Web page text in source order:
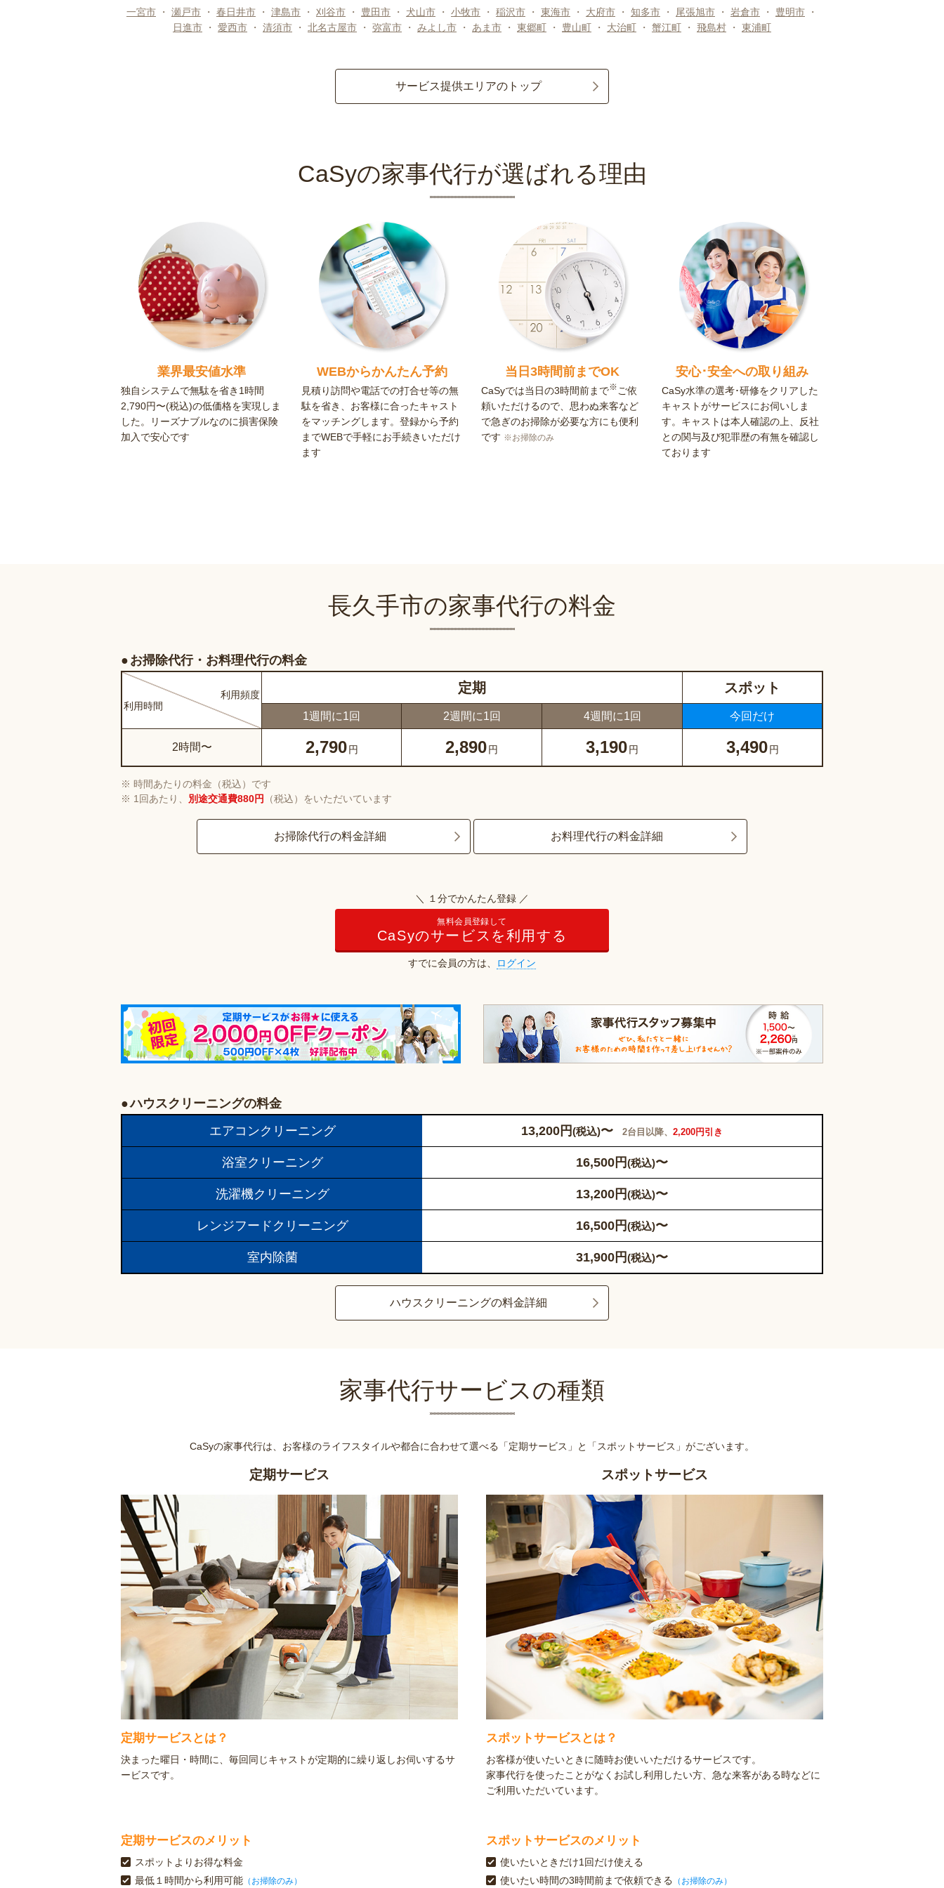
一宮市 ・ 瀬戸市 ・ 春日井市 ・ 津島市 ・ 刈谷市 ・ 豊田市 ・ 犬山市 ・ 小牧市 ・ 稲沢市 ・ 東海市 ・ 大府市 ・ 知多市 ・ 尾張旭市 ・ 岩倉市 ・ 豊明市 ・
日進市 ・ 愛西市 ・ 清須市 ・ 北名古屋市 ・ 弥富市 ・ みよし市 ・ あま市 ・ 東郷町 ・ 豊山町 ・ 大治町 ・ 蟹江町 ・ 飛島村 ・ 東浦町
サービス提供エリアのトップ
CaSyの家事代行が選ばれる理由
業界最安値水準
独自システムで無駄を省き1時間
2,790円〜(税込)の低価格を実現しま
した。リーズナブルなのに損害保険
加入で安心です
WEBからかんたん予約
見積り訪問や電話での打合せ等の無
駄を省き、お客様に合ったキャスト
をマッチングします。登録から予約
までWEBで手軽にお手続きいただけ
ます
当日3時間前までOK
CaSyでは当日の3時間前まで※ ご依
頼いただけるので、思わぬ来客など
で急ぎのお掃除が必要な方にも便利
です ※お掃除のみ
安心･安全への取り組み
CaSy水準の選考･研修をクリアした
キャストがサービスにお伺いしま
す。キャストは本人確認の上、反社
との関与及び犯罪歴の有無を確認し
ております
長久手市の家事代行の料金
お掃除代行・お料理代行の料金
利用時間
利用頻度 定期 スポット
1週間に1回 2週間に1回 4週間に1回 今回だけ
2時間〜 2,790 円 2,890円 3,190円 3,490 円
時間あたりの料金（税込）です
1回あたり、 別途交通費880円 （税込）をいただいています
お掃除代行の料金詳細 お料理代行の料金詳細
＼ １分でかんたん登録 ／
無料会員登録して
CaSyのサービスを利用する
すでに会員の方は、 ログイン
ハウスクリーニングの料金
エアコンクリーニング
13,200 円(税込)〜 2台目以降、 2,200円引き
浴室クリーニング 16,500 円(税込)〜
洗濯機クリーニング 13,200 円(税込)〜
レンジフードクリーニング 16,500 円(税込)〜
室内除菌 31,900 円(税込)〜
ハウスクリーニングの料金詳細
家事代行サービスの種類
CaSyの家事代行は、お客様のライフスタイルや都合に合わせて選べる 「定期サービス」と「スポットサービス」がございます。
定期サービス
定期サービスとは？
決まった曜日・時間に、毎回同じキャストが定期的に繰り返しお伺いするサ
ービスです。
定期サービスのメリット
スポットよりお得な料金
最低１時間から利用可能（お掃除のみ）
スポットサービス
スポットサービスとは？
お客様が使いたいときに随時お使いいただけるサービスです。
家事代行を使ったことがなくお試し利用したい方、急な来客がある時などに
ご利用いただいています。
スポットサービスのメリット
使いたいときだけ1回だけ使える
使いたい時間の3時間前まで依頼できる （お掃除のみ）